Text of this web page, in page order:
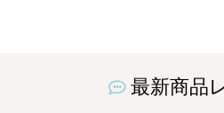
最新商品